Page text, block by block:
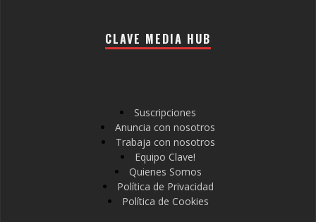
CLAVE MEDIA HUB
Suscripciones
Anuncia con nosotros
Trabaja con nosotros
Equipo Clave!
Quienes Somos
Política de Privacidad
Política de Cookies